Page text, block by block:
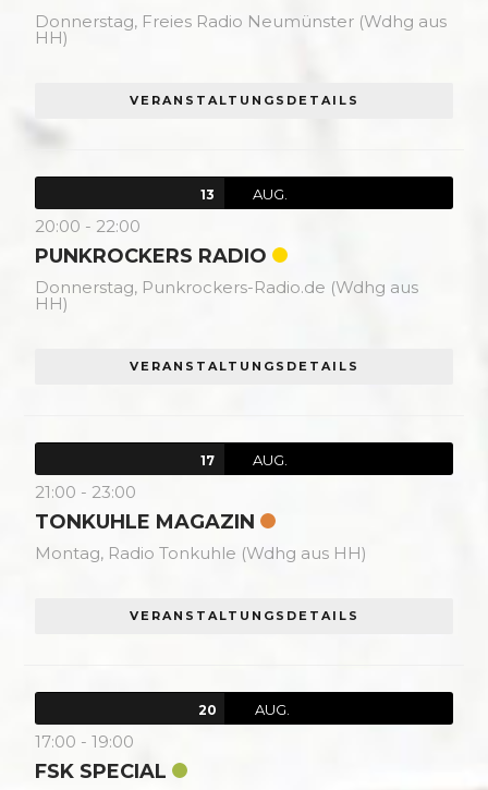
Donnerstag, Freies Radio Neumünster (Wdhg aus
HH)
VERANSTALTUNGSDETAILS
13 AUG.
20:00 - 22:00
PUNKROCKERS RADIO
Donnerstag, Punkrockers-Radio.de (Wdhg aus
HH)
VERANSTALTUNGSDETAILS
17 AUG.
21:00 - 23:00
TONKUHLE MAGAZIN
Montag, Radio Tonkuhle (Wdhg aus HH)
VERANSTALTUNGSDETAILS
20 AUG.
17:00 -19:00
FSK SPECIAL